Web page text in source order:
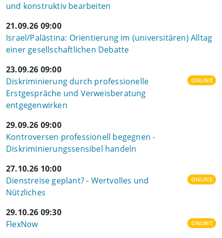
und konstruktiv bearbeiten
21.09.26 09:00
Israel/Palästina: Orientierung im (universitären) Alltag
einer gesellschaftlichen Debatte
23.09.26 09:00
Diskriminierung durch professionelle
Erstgespräche und Verweisberatung
entgegenwirken
ONLINE
29.09.26 09:00
Kontroversen professionell begegnen -
Diskriminierungssensibel handeln
27.10.26 10:00
Dienstreise geplant? - Wertvolles und
Nützliches
ONLINE
29.10.26 09:30
FlexNow
ONLINE